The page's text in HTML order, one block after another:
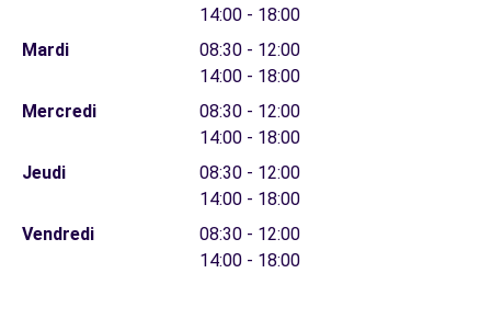
14:00 - 18:00
Mardi
08:30 - 12:00
14:00 - 18:00
Mercredi
08:30 - 12:00
14:00 - 18:00
Jeudi
08:30 - 12:00
14:00 - 18:00
Vendredi
08:30 - 12:00
14:00 - 18:00